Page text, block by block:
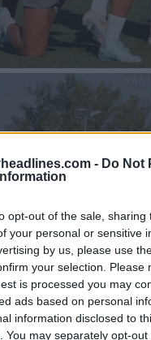
- Do Not
opt-out of the sale, sharing
your personal or sensitive
by us, please use
your selection. Please
is processed you may
ads based on personal
information disclosed to
You may separately opt-